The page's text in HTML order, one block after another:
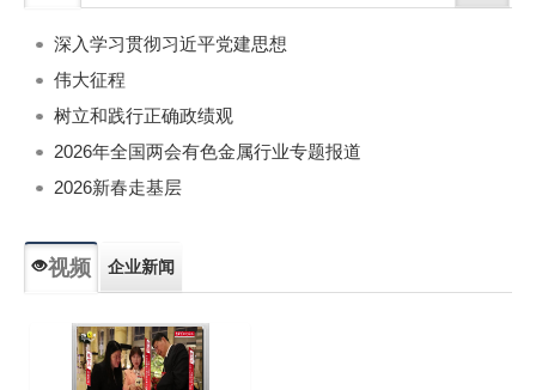
深入学习贯彻习近平党建思想
伟大征程
树立和践行正确政绩观
2026年全国两会有色金属行业专题报道
2026新春走基层
视频 企业新闻